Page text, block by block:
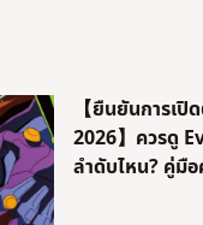
【ยืนยันการเปิ
2026】ควรดู
ลำดับไหน? คู่มื